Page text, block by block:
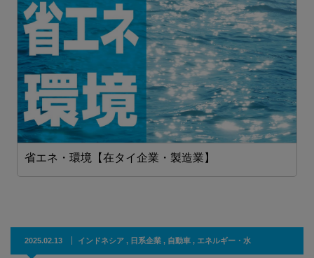
省エネ・環境【在タイ企業・製造業】
2025.02.13 インドネシア , 日系企業 , 自動車 , エネルギー・水